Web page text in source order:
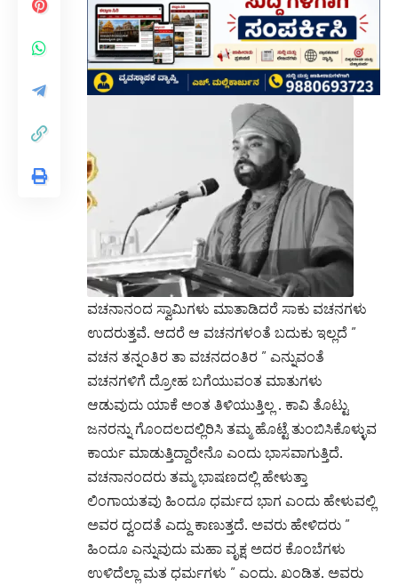
ವಚನಾನಂದ ಸ್ವಾಮಿಗಳು ಮಾತಾಡಿದರೆ ಸಾಕು ವಚನಗಳು
ಉದರುತ್ತವೆ. ಆದರೆ ಆ ವಚನಗಳಂತೆ ಬದುಕು ಇಲ್ಲದೆ ”
ವಚನ ತನ್ನಂತಿರ ತಾ ವಚನದಂತಿರ ” ಎನ್ನುವಂತೆ
ವಚನಗಳಿಗೆ ದ್ರೋಹ ಬಗೆಯುವಂತ ಮಾತುಗಳು
ಆಡುವುದು ಯಾಕೆ ಅಂತ ತಿಳಿಯುತ್ತಿಲ್ಲ . ಕಾವಿ ತೊಟ್ಟು
ಜನರನ್ನು ಗೊಂದಲದಲ್ಲಿರಿಸಿ ತಮ್ಮ ಹೊಟ್ಟೆ ತುಂಬಿಸಿಕೊಳ್ಳುವ
ಕಾರ್ಯ ಮಾಡುತ್ತಿದ್ದಾರೇನೊ ಎಂದು ಭಾಸವಾಗುತ್ತಿದೆ.
ವಚನಾನಂದರು ತಮ್ಮ ಭಾಷಣದಲ್ಲಿ ಹೇಳುತ್ತಾ
ಲಿಂಗಾಯತವು ಹಿಂದೂ ಧರ್ಮದ ಭಾಗ ಎಂದು ಹೇಳುವಲ್ಲಿ
ಅವರ ದ್ವಂದತೆ ಎದ್ದು ಕಾಣುತ್ತದೆ. ಅವರು ಹೇಳಿದರು ”
ಹಿಂದೂ ಎನ್ನುವುದು ಮಹಾ ವೃಕ್ಷ ಅದರ ಕೊಂಬೆಗಳು
ಉಳಿದೆಲ್ಲಾ ಮತ ಧರ್ಮಗಳು ” ಎಂದು. ಖಂಡಿತ. ಅವರು